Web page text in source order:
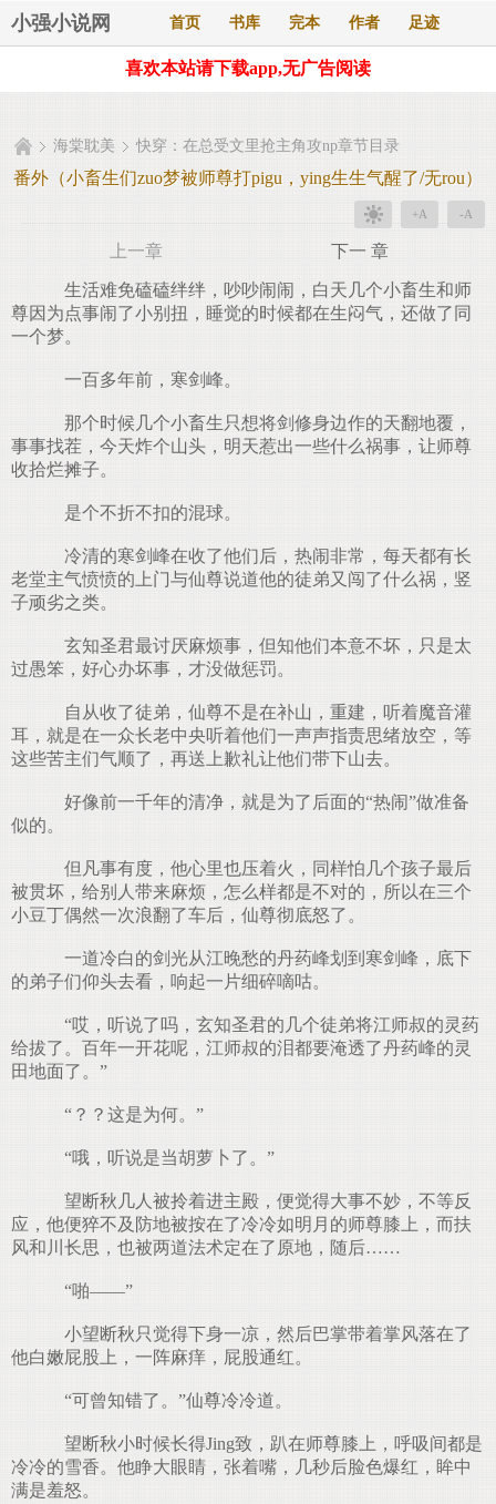
小强小说网 首页 书库 完本 作者 足迹
喜欢本站请下载app,无广告阅读
海棠耽美 快穿：在总受文里抢主角攻np章节目录
番外（小畜生们zuo梦被师尊打pigu，ying生生气醒了/无rou）
+A -A
上一章 下一 章
生活难免磕磕绊绊，吵吵闹闹，白天几个小畜生和师
尊因为点事闹了小别扭，睡觉的时候都在生闷气，还做了同
一个梦。
一百多年前，寒剑峰。
那个时候几个小畜生只想将剑修身边作的天翻地覆，
事事找茬，今天炸个山头，明天惹出一些什么祸事，让师尊
收拾烂摊子。
是个不折不扣的混球。
冷清的寒剑峰在收了他们后，热闹非常，每天都有长
老堂主气愤愤的上门与仙尊说道他的徒弟又闯了什么祸，竖
子顽劣之类。
玄知圣君最讨厌麻烦事，但知他们本意不坏，只是太
过愚笨，好心办坏事，才没做惩罚。
自从收了徒弟，仙尊不是在补山，重建，听着魔音灌
耳，就是在一众长老中央听着他们一声声指责思绪放空，等
这些苦主们气顺了，再送上歉礼让他们带下山去。
好像前一千年的清净，就是为了后面的“热闹”做准备
似的。
但凡事有度，他心里也压着火，同样怕几个孩子最后
被贯坏，给别人带来麻烦，怎么样都是不对的，所以在三个
小豆丁偶然一次浪翻了车后，仙尊彻底怒了。
一道冷白的剑光从江晚愁的丹药峰划到寒剑峰，底下
的弟子们仰头去看，响起一片细碎嘀咕。
“哎，听说了吗，玄知圣君的几个徒弟将江师叔的灵药
给拔了。百年一开花呢，江师叔的泪都要淹透了丹药峰的灵
田地面了。”
“？？这是为何。”
“哦，听说是当胡萝卜了。”
望断秋几人被拎着进主殿，便觉得大事不妙，不等反
应，他便猝不及防地被按在了冷冷如明月的师尊膝上，而扶
风和川长思，也被两道法术定在了原地，随后……
“啪——”
小望断秋只觉得下身一凉，然后巴掌带着掌风落在了
他白嫩屁股上，一阵麻痒，屁股通红。
“可曾知错了。”仙尊冷冷道。
望断秋小时候长得Jing致，趴在师尊膝上，呼吸间都是
冷冷的雪香。他睁大眼睛，张着嘴，几秒后脸色爆红，眸中
满是羞怒。